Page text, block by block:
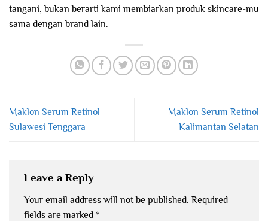
tangani, bukan berarti kami membiarkan produk skincare-mu
sama dengan brand lain.
Maklon Serum Retinol
Sulawesi Tenggara
Maklon Serum Retinol
Kalimantan Selatan
Leave a Reply
Your email address will not be published. Required
fields are marked *